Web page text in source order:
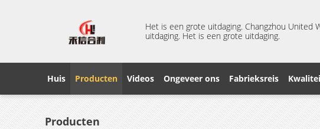
Het is een grote uitdaging. Changzhou United
uitdaging. Het is een grote uitdaging.
Huis Producten Videos Ongeveer ons Fabrieksreis
Producten